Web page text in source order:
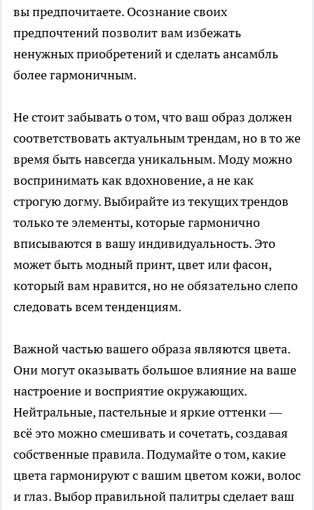
вы предпочитаете. Осознание своих
предпочтений позволит вам избежать
ненужных приобретений и сделать ансамбль
более гармоничным.
Не стоит забывать о том, что ваш образ должен
соответствовать актуальным трендам, но в то же
время быть навсегда уникальным. Моду можно
воспринимать как вдохновение, а не как
строгую догму. Выбирайте из текущих трендов
только те элементы, которые гармонично
вписываются в вашу индивидуальность. Это
может быть модный принт, цвет или фасон,
который вам нравится, но не обязательно слепо
следовать всем тенденциям.
Важной частью вашего образа являются цвета.
Они могут оказывать большое влияние на ваше
настроение и восприятие окружающих.
Нейтральные, пастельные и яркие оттенки —
всё это можно смешивать и сочетать, создавая
собственные правила. Подумайте о том, какие
цвета гармонируют с вашим цветом кожи, волос
и глаз. Выбор правильной палитры сделает ваш